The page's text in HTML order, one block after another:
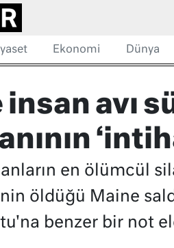
Ekonomi Dünya
insan avı
en ölümcül
öldüğü Maine
benzer bir not